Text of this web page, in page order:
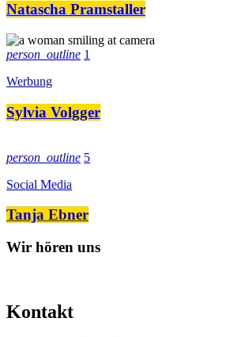
Natascha Pramstaller
person_outline 1
Werbung
Sylvia Volgger
person_outline 5
Social Media
Tanja Ebner
Wir hören uns
Kontakt